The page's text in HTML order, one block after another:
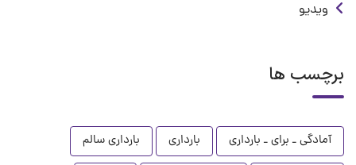
ویدیو
برچسب ها
آمادگی ـ برای ـ بارداری بارداری
بارداری سالم